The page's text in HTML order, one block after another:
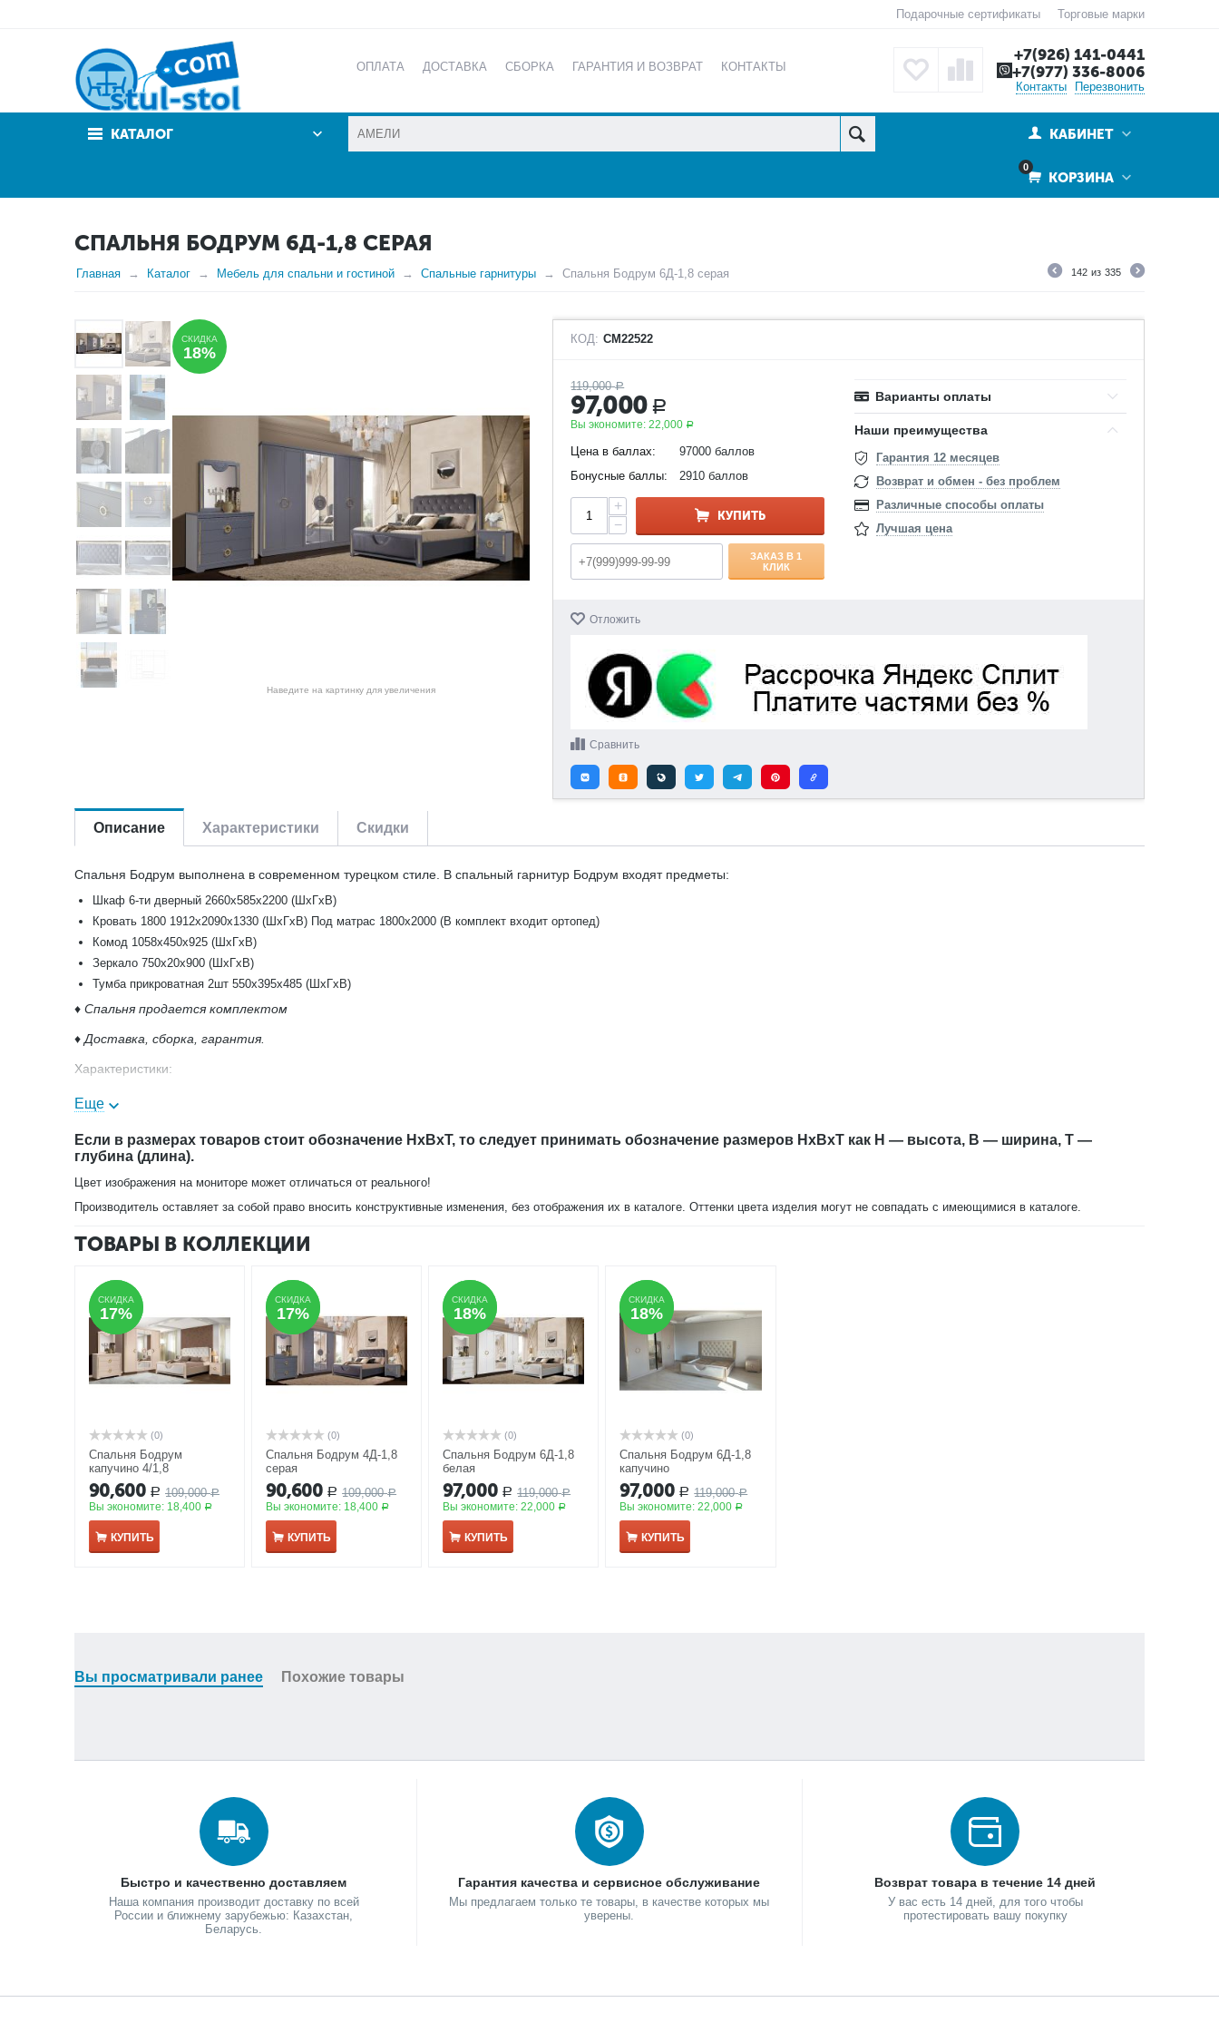
Подарочные сертификаты Торговые марки
ОПЛАТА ДОСТАВКА СБОРКА ГАРАНТИЯ И ВОЗВРАТ КОНТАКТЫ
+7(926) 141-0441
+7(977) 336-8006
Контакты Перезвонить
КАТАЛОГ КАБИНЕТ
0
КОРЗИНА
СПАЛЬНЯ БОДРУМ 6Д-1,8 СЕРАЯ
Главная Каталог Мебель для спальни и гостиной Спальные гарнитуры Спальня Бодрум 6Д-1,8 серая 142 из 335
СКИДКА
18%
Наведите на картинку для увеличения
КОД: СМ22522
119,000 Р
97,000 Р
Вы экономите:22,000 Р
Цена в баллах:
97000 баллов
Бонусные баллы:
2910 баллов
+
−
КУПИТЬ
ЗАКАЗ В 1
КЛИК
Варианты оплаты
Наши преимущества
Гарантия 12 месяцев
Возврат и обмен - без проблем
Различные способы оплаты
Лучшая цена
Отложить
Сравнить
Описание Характеристики Скидки
Спальня Бодрум выполнена в современном турецком стиле. В спальный гарнитур Бодрум входят предметы:
Шкаф 6-ти дверный 2660х585х2200 (ШхГхВ)
Кровать 1800 1912х2090х1330 (ШхГхВ) Под матрас 1800х2000 (В комплект входит ортопед)
Комод 1058х450х925 (ШхГхВ)
Зеркало 750х20х900 (ШхГхВ)
Тумба прикроватная 2шт 550х395х485 (ШхГхВ)
♦ Спальня продается комплектом
♦ Доставка, сборка, гарантия.
Характеристики:
Материал фасадов: МДФ.
Покрытие: Матовое покрытие.
Корпус: ЛДСП серый.
Направляющие для ящиков: Металлические полного выдвижения.
Еще
Если в размерах товаров стоит обозначение HxBxT, то следует принимать обозначение размеров HxBxT как H — высота, B — ширина, T —
глубина (длина).
Цвет изображения на мониторе может отличаться от реального!
Производитель оставляет за собой право вносить конструктивные изменения, без отображения их в каталоге. Оттенки цвета изделия могут не совпадать с имеющимися в каталоге.
ТОВАРЫ В КОЛЛЕКЦИИ
СКИДКА
17%
СКИДКА
17%
(0)
Спальня Бодрум
капучино 4/1,8
90,600 Р 109,000 Р
Вы экономите: 18,400 Р
КУПИТЬ
СКИДКА
17%
СКИДКА
17%
(0)
Спальня Бодрум 4Д-1,8
серая
90,600 Р 109,000 Р
Вы экономите: 18,400 Р
КУПИТЬ
СКИДКА
18%
СКИДКА
18%
(0)
Спальня Бодрум 6Д-1,8
белая
97,000 Р 119,000 Р
Вы экономите:22,000 Р
КУПИТЬ
СКИДКА
18%
СКИДКА
18%
(0)
Спальня Бодрум 6Д-1,8
капучино
97,000 Р 119,000 Р
Вы экономите:22,000 Р
КУПИТЬ
Вы просматривали ранее Похожие товары
Быстро и качественно доставляем
Наша компания производит доставку по всей
России и ближнему зарубежью: Казахстан,
Беларусь.
Гарантия качества и сервисное обслуживание
Мы предлагаем только те товары, в качестве которых мы
уверены.
Возврат товара в течение 14 дней
У вас есть 14 дней, для того чтобы
протестировать вашу покупку